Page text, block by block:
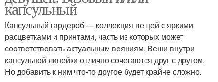
капсульный
Капсульный гардероб — коллекция вещей с яркими
расцветками и принтами, часть из которых может
соответствовать актуальным веяниям. Вещи внутри
капсульной линейки отлично сочетаются друг с другом.
Но добавить к ним что-то другое будет крайне сложно.